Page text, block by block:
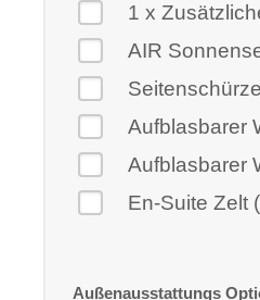
1 x
AIR
Aufblasbarer
Aufblasbarer
En-Suite Zelt
Außenausstattungs